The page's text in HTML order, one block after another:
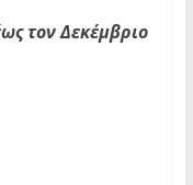
τον Δεκέμβριο